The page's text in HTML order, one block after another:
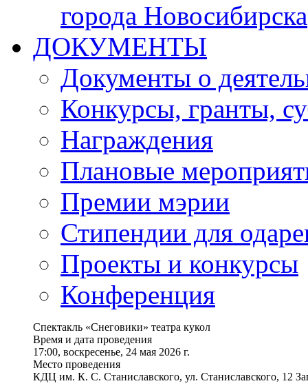
города Новосибирска
ДОКУМЕНТЫ
Документы о
Конкурсы, гранты,
Награждения
Плановые
Премии мэрии
Стипендии для
Проекты и конкурсы
Конференция
Спектакль «Снеговики» театра кукол
Время и дата проведения
17:00, воскресенье, 24 мая 2026 г.
Место проведения
КДЦ им. К. С. Станиславского, ул. Станиславского, 12